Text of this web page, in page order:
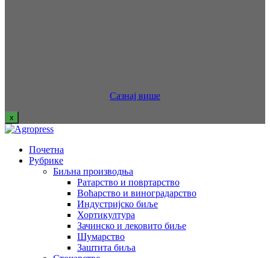
Сазнај више
x
Почетна
Рубрике
Биљна производња
Ратарство и повртарство
Воћарство и виноградарство
Индустријско биље
Хортикултура
Зачинско и лековито биље
Шумарство
Заштита биља